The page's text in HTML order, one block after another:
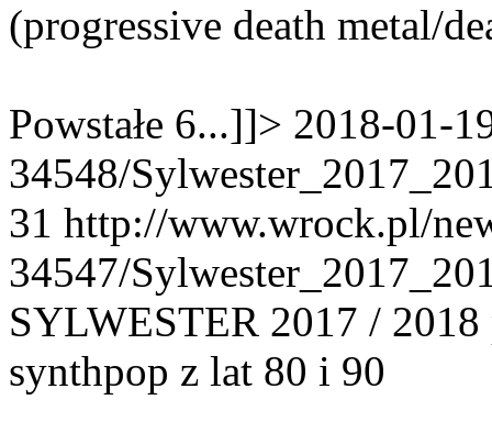
(progressive death metal/
Powstałe 6...]]> 2018-01-
34548/
31 http://www.wrock.pl/
34547/
SYLWESTER 2017 /
synthpop z lat 80 i 90